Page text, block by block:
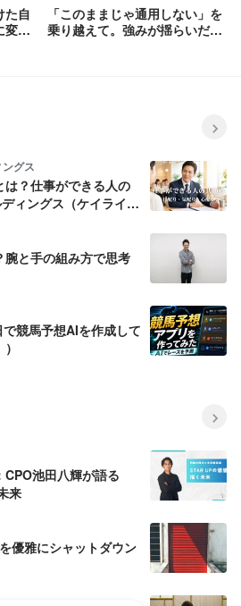
た自
変え
「このままじゃ通用しない」を
乗り越えて。強みが揺らいだ私
グス
は？仕事ができる人の
ィングス（ケイライ
と手の組み方で思考
競馬予想AIを作成して
池田八輝が語る
来
優雅にシャットダウン